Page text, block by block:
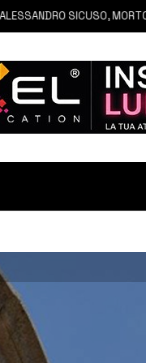
SICUSO, MORTO IN